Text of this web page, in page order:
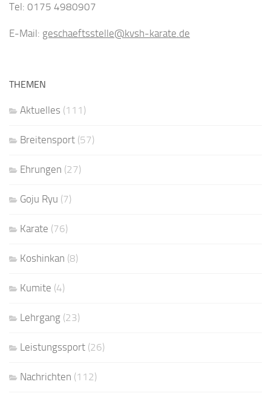
Tel: 0175 4980907
E-Mail: geschaeftsstelle@kvsh-karate.de
THEMEN
Aktuelles (111)
Breitensport (57)
Ehrungen (27)
Goju Ryu (7)
Karate (76)
Koshinkan (8)
Kumite (4)
Lehrgang (23)
Leistungssport (26)
Nachrichten (112)